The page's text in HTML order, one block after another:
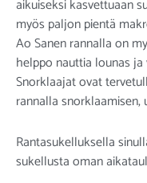
aikuiseksi kasvettuaan
myös paljon pientä
Ao Sanen rannalla on
helppo nauttia lounas
Snorklaajat ovat
rannalla
Rantasukelluksella
sukellusta oman